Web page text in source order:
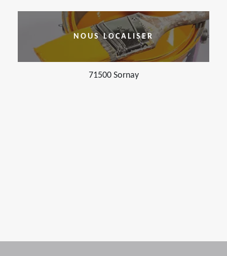
NOUS LOCALISER
71500 Sornay